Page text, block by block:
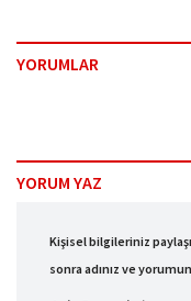
YORUMLAR
YORUM YAZ
Kişisel bilgileriniz
sonra adınız ve